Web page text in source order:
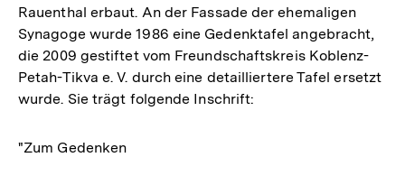
Rauenthal erbaut. An der Fassade der ehemaligen
Synagoge wurde 1986 eine Gedenktafel angebracht,
die 2009 gestiftet vom Freundschaftskreis Koblenz-
Petah-Tikva e. V. durch eine detailliertere Tafel ersetzt
wurde. Sie trägt folgende Inschrift:
"Zum Gedenken